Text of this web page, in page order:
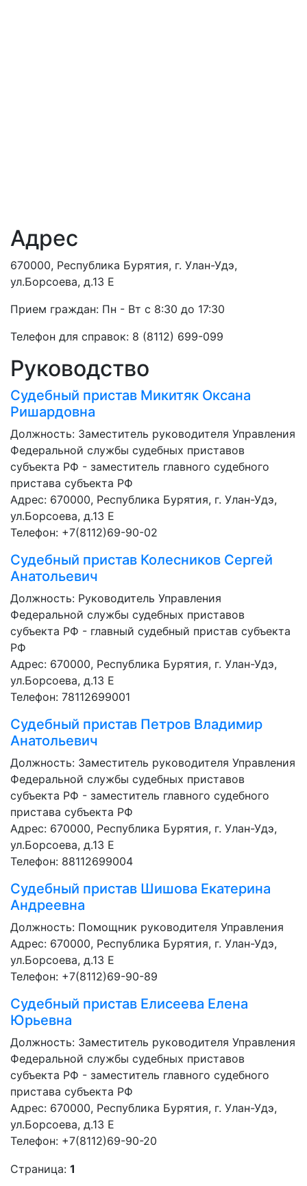
Адрес
670000, Республика Бурятия, г. Улан-Удэ,
ул.Борсоева, д.13 Е
Прием граждан: Пн - Вт с 8:30 до 17:30
Телефон для справок: 8 (8112) 699-099
Руководство
Судебный пристав Микитяк Оксана
Ришардовна
Должность: Заместитель руководителя Управления
Федеральной службы судебных приставов
субъекта РФ - заместитель главного судебного
пристава субъекта РФ
Адрес: 670000, Республика Бурятия, г. Улан-Удэ,
ул.Борсоева, д.13 Е
Телефон: +7(8112)69-90-02
Судебный пристав Колесников Сергей
Анатольевич
Должность: Руководитель Управления
Федеральной службы судебных приставов
субъекта РФ - главный судебный пристав субъекта
РФ
Адрес: 670000, Республика Бурятия, г. Улан-Удэ,
ул.Борсоева, д.13 Е
Телефон: 78112699001
Судебный пристав Петров Владимир
Анатольевич
Должность: Заместитель руководителя Управления
Федеральной службы судебных приставов
субъекта РФ - заместитель главного судебного
пристава субъекта РФ
Адрес: 670000, Республика Бурятия, г. Улан-Удэ,
ул.Борсоева, д.13 Е
Телефон: 88112699004
Судебный пристав Шишова Екатерина
Андреевна
Должность: Помощник руководителя Управления
Адрес: 670000, Республика Бурятия, г. Улан-Удэ,
ул.Борсоева, д.13 Е
Телефон: +7(8112)69-90-89
Судебный пристав Елисеева Елена
Юрьевна
Должность: Заместитель руководителя Управления
Федеральной службы судебных приставов
субъекта РФ - заместитель главного судебного
пристава субъекта РФ
Адрес: 670000, Республика Бурятия, г. Улан-Удэ,
ул.Борсоева, д.13 Е
Телефон: +7(8112)69-90-20
Страница: 1